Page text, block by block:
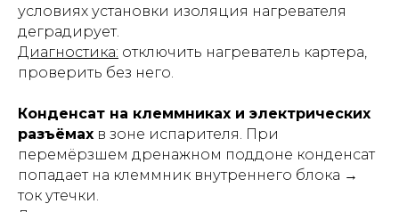
условиях установки изоляция нагревателя
деградирует.
Диагностика: отключить нагреватель картера,
проверить без него.
Конденсат на клеммниках и электрических
разъёмах в зоне испарителя. При
перемёрзшем дренажном поддоне конденсат
попадает на клеммник внутреннего блока →
ток утечки.